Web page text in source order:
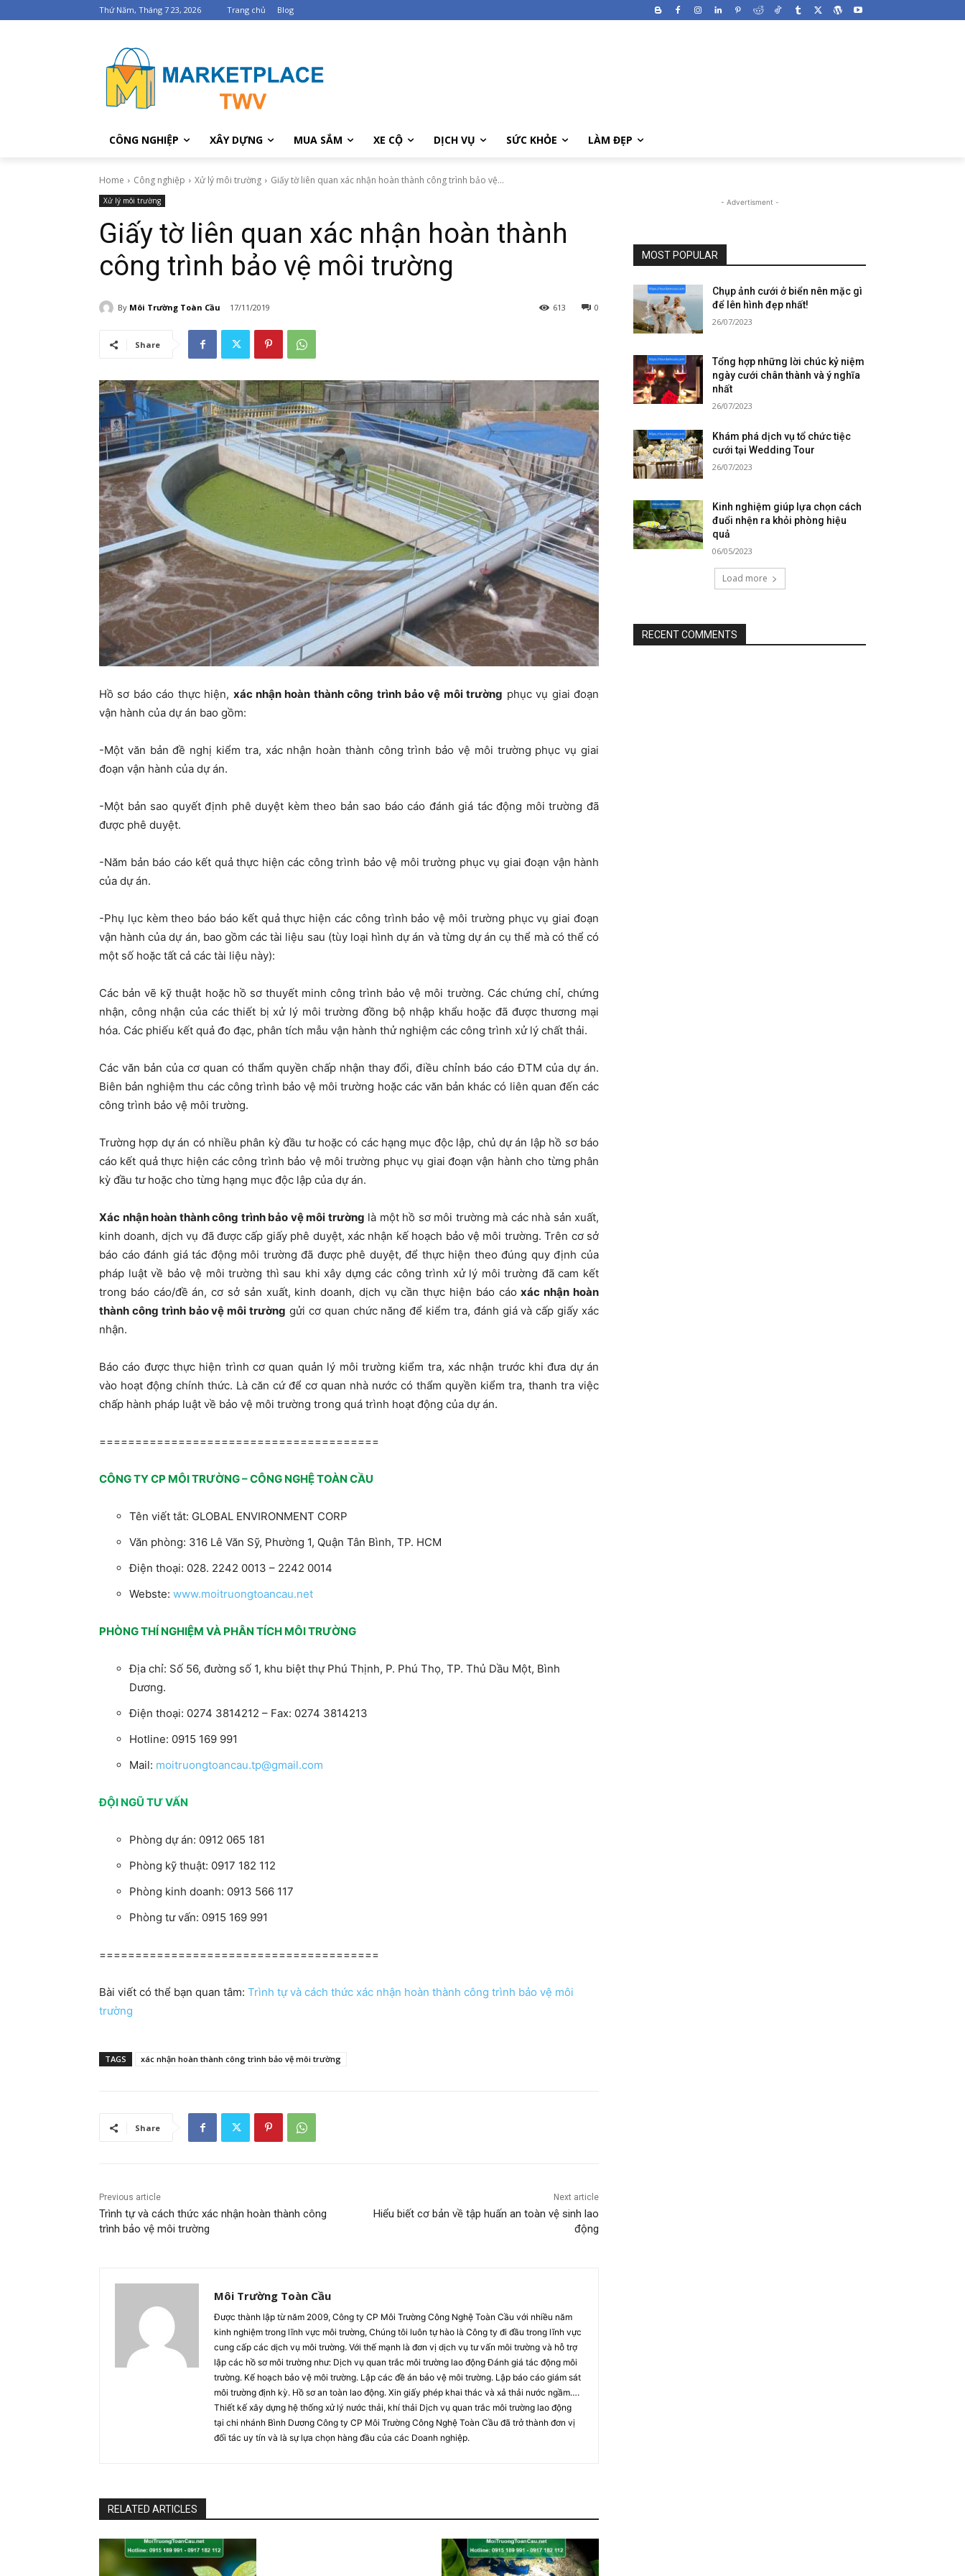
Thứ Năm, Tháng 7 23, 2026 Trang chủ Blog
CÔNG NGHIỆP XÂY DỰNG MUA SẮM XE CỘ DỊCH VỤ SỨC KHỎE LÀM ĐẸP
Home Công nghiệp Xử lý môi trường Giấy tờ liên quan xác nhận hoàn thành công trình bảo vệ...
Xử lý môi trường
Giấy tờ liên quan xác nhận hoàn thành
công trình bảo vệ môi trường
By Môi Trường Toàn Cầu 17/11/2019 0
613
Share
Hồ sơ báo cáo thực hiện, xác nhận hoàn thành công trình bảo vệ môi trường phục vụ giai đoạn
vận hành của dự án bao gồm:
-Một văn bản đề nghị kiểm tra, xác nhận hoàn thành công trình bảo vệ môi trường phục vụ giai
đoạn vận hành của dự án.
-Một bản sao quyết định phê duyệt kèm theo bản sao báo cáo đánh giá tác động môi trường đã
được phê duyệt.
-Năm bản báo cáo kết quả thực hiện các công trình bảo vệ môi trường phục vụ giai đoạn vận hành
của dự án.
-Phụ lục kèm theo báo báo kết quả thực hiện các công trình bảo vệ môi trường phục vụ giai đoạn
vận hành của dự án, bao gồm các tài liệu sau (tùy loại hình dự án và từng dự án cụ thể mà có thể có
một số hoặc tất cả các tài liệu này):
Các bản vẽ kỹ thuật hoặc hồ sơ thuyết minh công trình bảo vệ môi trường. Các chứng chỉ, chứng
nhận, công nhận của các thiết bị xử lý môi trường đồng bộ nhập khẩu hoặc đã được thương mại
hóa. Các phiếu kết quả đo đạc, phân tích mẫu vận hành thử nghiệm các công trình xử lý chất thải.
Các văn bản của cơ quan có thẩm quyền chấp nhận thay đổi, điều chỉnh báo cáo ĐTM của dự án.
Biên bản nghiệm thu các công trình bảo vệ môi trường hoặc các văn bản khác có liên quan đến các
công trình bảo vệ môi trường.
Trường hợp dự án có nhiều phân kỳ đầu tư hoặc có các hạng mục độc lập, chủ dự án lập hồ sơ báo
cáo kết quả thực hiện các công trình bảo vệ môi trường phục vụ giai đoạn vận hành cho từng phân
kỳ đầu tư hoặc cho từng hạng mục độc lập của dự án.
Xác nhận hoàn thành công trình bảo vệ môi trường là một hồ sơ môi trường mà các nhà sản xuất,
kinh doanh, dịch vụ đã được cấp giấy phê duyệt, xác nhận kế hoạch bảo vệ môi trường. Trên cơ sở
báo cáo đánh giá tác động môi trường đã được phê duyệt, để thực hiện theo đúng quy định của
pháp luật về bảo vệ môi trường thì sau khi xây dựng các công trình xử lý môi trường đã cam kết
trong báo cáo/đề án, cơ sở sản xuất, kinh doanh, dịch vụ cần thực hiện báo cáoxác nhận hoàn
thành công trình bảo vệ môi trường gửi cơ quan chức năng để kiểm tra, đánh giá và cấp giấy xác
nhận.
Báo cáo được thực hiện trình cơ quan quản lý môi trường kiểm tra, xác nhận trước khi đưa dự án
vào hoạt động chính thức. Là căn cứ để cơ quan nhà nước có thẩm quyền kiểm tra, thanh tra việc
chấp hành pháp luật về bảo vệ môi trường trong quá trình hoạt động của dự án.
=======================================
CÔNG TY CP MÔI TRƯỜNG – CÔNG NGHỆ TOÀN CẦU
Tên viết tắt: GLOBAL ENVIRONMENT CORP
Văn phòng: 316 Lê Văn Sỹ, Phường 1, Quận Tân Bình, TP. HCM
Điện thoại: 028. 2242 0013 – 2242 0014
Webste: www.moitruongtoancau.net
PHÒNG THÍ NGHIỆM VÀ PHÂN TÍCH MÔI TRƯỜNG
Địa chỉ: Số 56, đường số 1, khu biệt thự Phú Thịnh, P. Phú Thọ, TP. Thủ Dầu Một, Bình
Dương.
Điện thoại: 0274 3814212 – Fax: 0274 3814213
Hotline: 0915 169 991
Mail: moitruongtoancau.tp@gmail.com
ĐỘI NGŨ TƯ VẤN
Phòng dự án: 0912 065 181
Phòng kỹ thuật: 0917 182 112
Phòng kinh doanh: 0913 566 117
Phòng tư vấn: 0915 169 991
=======================================
Bài viết có thể bạn quan tâm: Trình tự và cách thức xác nhận hoàn thành công trình bảo vệ môi
trường
TAGS xác nhận hoàn thành công trình bảo vệ môi trường
Share
Previous article
Trình tự và cách thức xác nhận hoàn thành công
trình bảo vệ môi trường
Next article
Hiểu biết cơ bản về tập huấn an toàn vệ sinh lao
động
Môi Trường Toàn Cầu
Được thành lập từ năm 2009, Công ty CP Môi Trường Công Nghệ Toàn Cầu với nhiều năm
kinh nghiệm trong lĩnh vực môi trường, Chúng tôi luôn tự hào là Công ty đi đầu trong lĩnh vực
cung cấp các dịch vụ môi trường. Với thế mạnh là đơn vị dịch vụ tư vấn môi trường và hỗ trợ
lập các hồ sơ môi trường như: Dịch vụ quan trắc môi trường lao động Đánh giá tác động môi
trường. Kế hoạch bảo vệ môi trường. Lập các đề án bảo vệ môi trường. Lập báo cáo giám sát
môi trường định kỳ. Hồ sơ an toàn lao động. Xin giấy phép khai thác và xả thải nước ngầm….
Thiết kế xây dựng hệ thống xử lý nước thải, khí thải Dịch vụ quan trắc môi trường lao động
tại chi nhánh Bình Dương Công ty CP Môi Trường Công Nghệ Toàn Cầu đã trở thành đơn vị
đối tác uy tín và là sự lựa chọn hàng đầu của các Doanh nghiệp.
RELATED ARTICLES
- Advertisment -
MOST POPULAR
Chụp ảnh cưới ở biển nên mặc gì
để lên hình đẹp nhất!
26/07/2023
Tổng hợp những lời chúc kỷ niệm
ngày cưới chân thành và ý nghĩa
nhất
26/07/2023
Khám phá dịch vụ tổ chức tiệc
cưới tại Wedding Tour
26/07/2023
Kinh nghiệm giúp lựa chọn cách
đuổi nhện ra khỏi phòng hiệu
quả
06/05/2023
Load more
RECENT COMMENTS